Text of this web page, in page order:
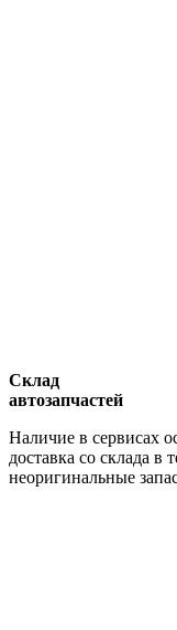
Склад
автозапчастей
Наличие в сервисах
доставка со склада в
неоригинальные